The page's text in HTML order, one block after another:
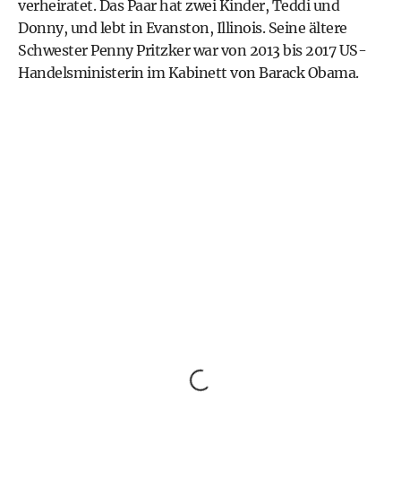
verheiratet. Das Paar hat zwei Kinder, Teddi und
Donny, und lebt in Evanston, Illinois. Seine ältere
Schwester Penny Pritzker war von 2013 bis 2017 US-
Handelsministerin im Kabinett von Barack Obama.